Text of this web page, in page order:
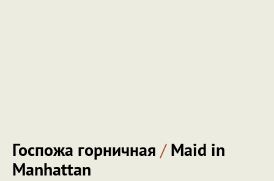
Госпожа горничная /Maid in
Manhattan